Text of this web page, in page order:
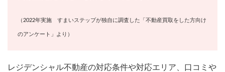
（2022年実施 すまいステップが独自に調査した「不動産買取をした方向け
のアンケート」より）
レジデンシャル不動産の対応条件や対応エリア、口コミや